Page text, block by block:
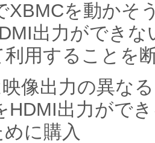
XBMCを動かそ
出力ができ
利用することを
映像出力の異な
HDMI出力がで
に購入